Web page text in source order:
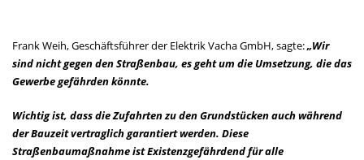
Frank Weih, Geschäftsführer der Elektrik Vacha GmbH, sagte:„Wir
sind nicht gegen den Straßenbau, es geht um die Umsetzung, die das
Gewerbe gefährden könnte.
Wichtig ist, dass die Zufahrten zu den Grundstücken auch während
der Bauzeit vertraglich garantiert werden. Diese
Straßenbaumaßnahme ist Existenzgefährdend für alle